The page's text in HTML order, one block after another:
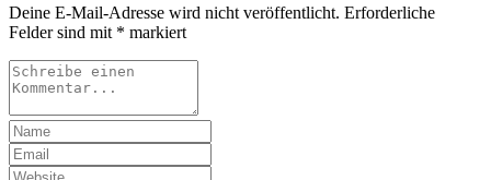
Deine E-Mail-Adresse wird nicht veröffentlicht. Erforderliche
Felder sind mit * markiert